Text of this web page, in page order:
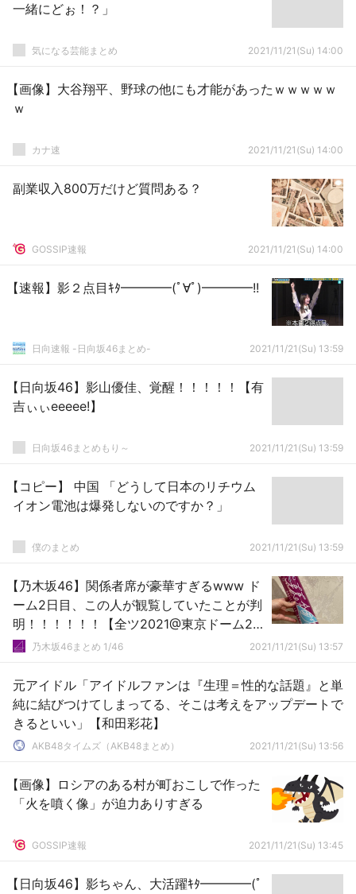
一緒にどぉ！？」
気になる芸能まとめ 2021/11/21(Su) 14:00
【画像】大谷翔平、野球の他にも才能があったｗｗｗｗｗ
ｗ
カナ速 2021/11/21(Su) 14:00
副業収入800万だけど質問ある？
GOSSIP速報 2021/11/21(Su) 14:00
【速報】影２点目ｷﾀ━━━━(ﾟ∀ﾟ)━━━━!!
日向速報 -日向坂46まとめ- 2021/11/21(Su) 13:59
【日向坂46】影山優佳、覚醒！！！！！【有
吉ぃぃeeeee!】
日向坂46まとめもり～ 2021/11/21(Su) 13:59
【コピー】 中国 「どうして日本のリチウム
イオン電池は爆発しないのですか？」
僕のまとめ 2021/11/21(Su) 13:59
【乃木坂46】関係者席が豪華すぎるwww ド
ーム2日目、この人が観覧していたことが判
明！！！！！！【全ツ2021@東京ドーム2日
目】乃木坂46まとめ 1/46 2021/11/21(Su) 13:57
元アイドル「アイドルファンは『生理＝性的な話題』と単
純に結びつけてしまってる、そこは考えをアップデートで
きるといい」【和田彩花】
AKB48タイムズ（AKB48まとめ） 2021/11/21(Su) 13:56
【画像】ロシアのある村が町おこしで作った
「火を噴く像」が迫力ありすぎる
GOSSIP速報 2021/11/21(Su) 13:45
【日向坂46】影ちゃん、大活躍ｷﾀ━━━━(ﾟ